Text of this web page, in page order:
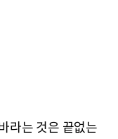
라는 것은 끝없는